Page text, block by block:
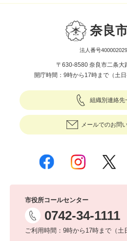
奈良
法人番号
〒630-8580 奈良市二条大
開庁時間：9時から17時まで（土日
組織別連絡先
メールでのお問
市役所コールセンター
0742-34-1111
ご利用時間：9時から17時まで（土